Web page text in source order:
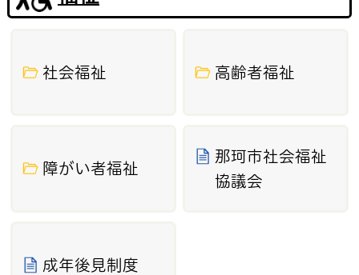
2026年4月21日
2026年4月20日
那珂市紙おむつ等購入費助成事業
社会福祉 高齢者福祉
障がい者福祉
那珂市社会福祉
協議会
成年後見制度